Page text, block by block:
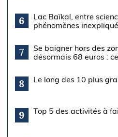
6
Lac Baïkal, entre
phénomènes
7
Se baigner hors des
désormais 68 euros :
8 Le long des 10 plus
9 Top 5 des activités à